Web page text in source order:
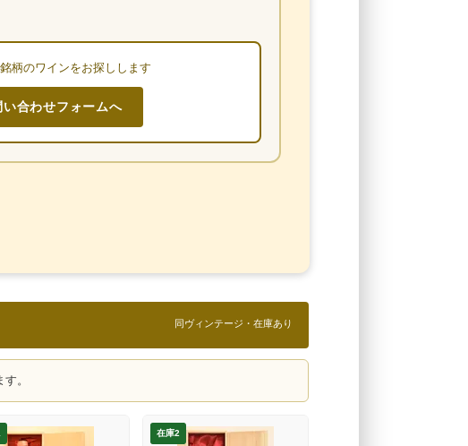
柄のワインをお探しします
合わせフォームへ
同ヴィンテージ・在庫あり
。
在庫2